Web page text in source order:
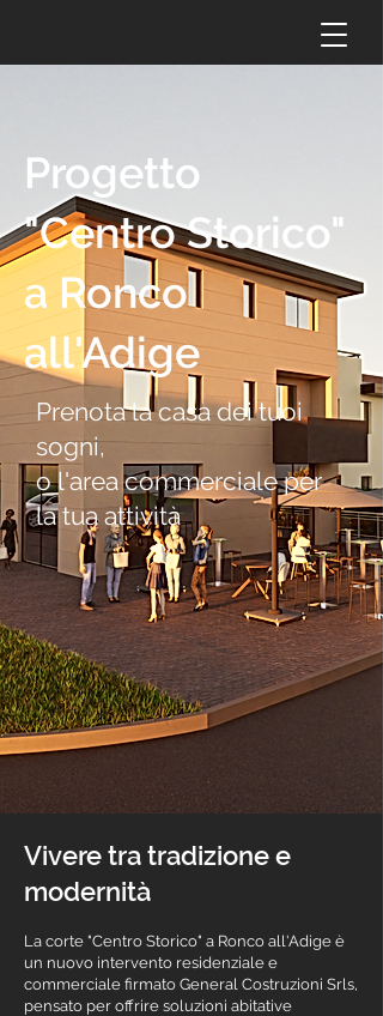
Progetto
"Centro Storico"
a Ronco
all'Adige
Prenota la casa dei tuoi
sogni,
o l'area commerciale per
la tua attività
Vivere tra tradizione e
modernità
La corte "Centro Storico" a Ronco all'Adige è
un nuovo intervento residenziale e
commerciale firmato General Costruzioni Srls,
pensato per offrire soluzioni abitative